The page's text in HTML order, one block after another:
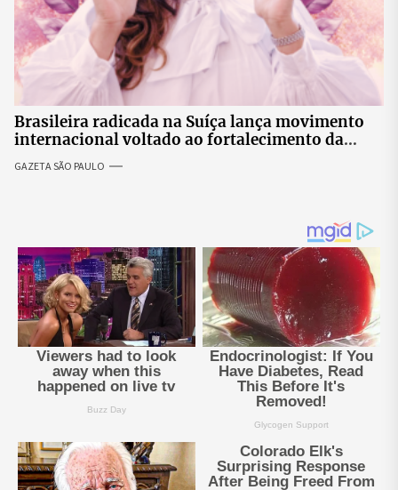
Brasileira radicada na Suíça lança movimento
internacional voltado ao fortalecimento da
identidade feminina
GAZETA SÃO PAULO